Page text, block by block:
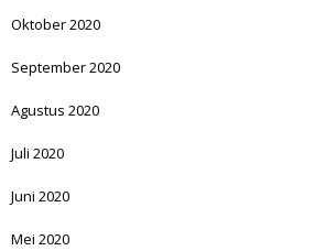
Oktober 2020
September 2020
Agustus 2020
Juli 2020
Juni 2020
Mei 2020